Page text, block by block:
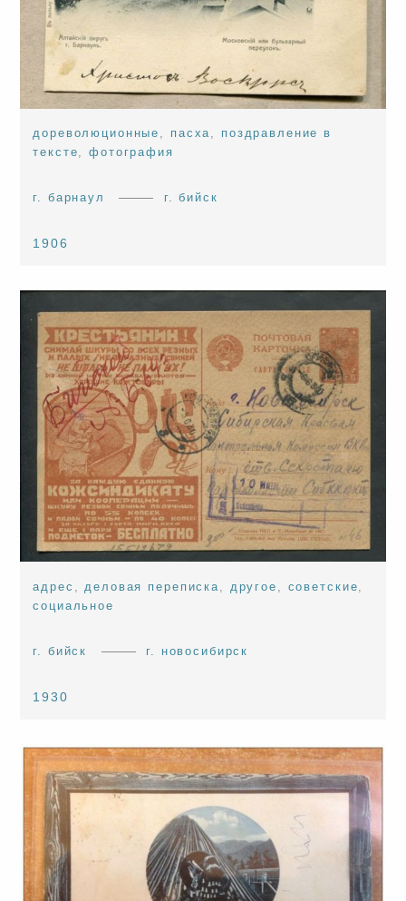
дореволюционные , пасха, поздравление в
тексте,фотография
г. барнаул г. бийск
1906
адрес деловая переписка другое советские
социальное
г. бийск г. новосибирск
1930